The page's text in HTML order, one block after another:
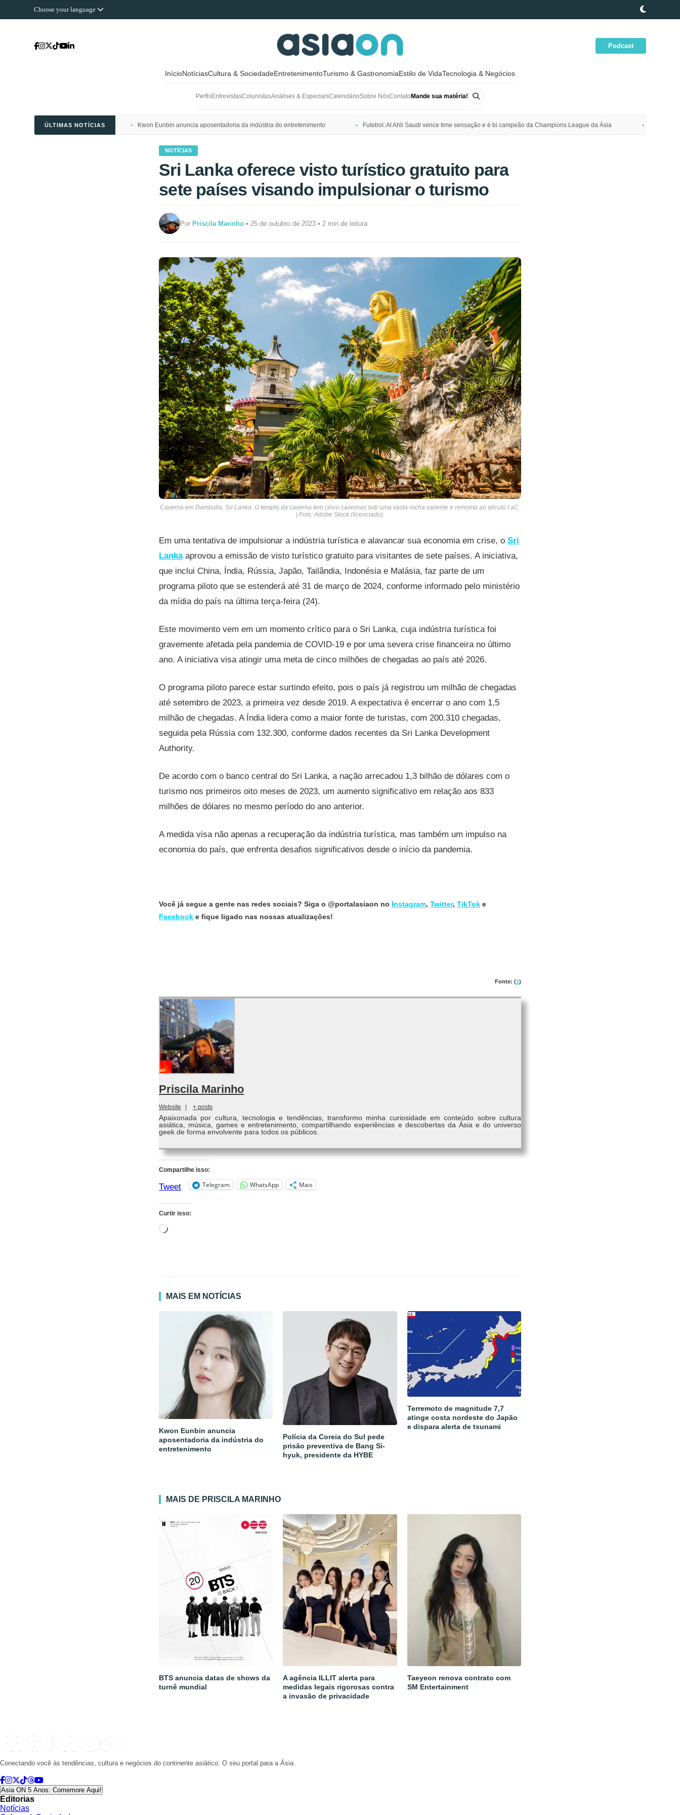
Choose your language
Podcast
InícioNotíciasCultura & SociedadeEntretenimentoTurismo & GastronomiaEstilo de VidaTecnologia & Negócios
PerfisEntrevistasColunistasAnálises & EspeciaisCalendárioSobre NósContato Mande sua matéria!
ÚLTIMAS NOTÍCIAS Kwon Eunbin anuncia aposentadoria da indústria do entretenimento Futebol: Al Ahli Saudi vence time sensação e é bi campeão da Champions League da Ásia
NOTÍCIAS
Sri Lanka oferece visto turístico gratuito para
sete países visando impulsionar o turismo
PorPriscila Marinho • 25 de outubro de 2023 • 2 min de leitura
Caverna em Dambulla, Sri Lanka. O templo da caverna tem cinco cavernas sob uma vasta rocha saliente e remonta ao século I aC.
| Foto: Adobe Stock (licenciado).
Em uma tentativa de impulsionar a indústria turística e alavancar sua economia em crise, oSri
Lankaaprovou a emissão de visto turístico gratuito para visitantes de sete países. A iniciativa,
que inclui China, Índia, Rússia, Japão, Tailândia, Indonésia e Malásia, faz parte de um
programa piloto que se estenderá até 31 de março de 2024, conforme informado pelo ministério
da mídia do país na última terça-feira (24).
Este movimento vem em um momento crítico para o Sri Lanka, cuja indústria turística foi
gravemente afetada pela pandemia de COVID-19 e por uma severa crise financeira no último
ano. A iniciativa visa atingir uma meta de cinco milhões de chegadas ao país até 2026.
O programa piloto parece estar surtindo efeito, pois o país já registrou um milhão de chegadas
até setembro de 2023, a primeira vez desde 2019. A expectativa é encerrar o ano com 1,5
milhão de chegadas. A Índia lidera como a maior fonte de turistas, com 200.310 chegadas,
seguida pela Rússia com 132.300, conforme dados recentes da Sri Lanka Development
Authority.
De acordo com o banco central do Sri Lanka, a nação arrecadou 1,3 bilhão de dólares com o
turismo nos primeiros oito meses de 2023, um aumento significativo em relação aos 833
milhões de dólares no mesmo período do ano anterior.
A medida visa não apenas a recuperação da indústria turística, mas também um impulso na
economia do país, que enfrenta desafios significativos desde o início da pandemia​.
Você já segue a gente nas redes sociais? Siga o @portalasiaon no Instagram,Twitter, TikTok e
Facebook e fique ligado nas nossas atualizações!
Fonte: (1)
Priscila Marinho
Website + posts
Apaixonada por cultura, tecnologia e tendências, transformo minha curiosidade em conteúdo sobre cultura
asiática, música, games e entretenimento, compartilhando experiências e descobertas da Ásia e do universo
geek de forma envolvente para todos os públicos.
Compartilhe isso:
Tweet Telegram WhatsApp Mais
Curtir isso:
Carregando...
MAIS EM NOTÍCIAS
Kwon Eunbin anuncia
aposentadoria da indústria do
entretenimento
Polícia da Coreia do Sul pede
prisão preventiva de Bang Si-
hyuk, presidente da HYBE
Terremoto de magnitude 7,7
atinge costa nordeste do Japão
e dispara alerta de tsunami
MAIS DE PRISCILA MARINHO
BTS anuncia datas de shows da
turnê mundial
A agência ILLIT alerta para
medidas legais rigorosas contra
a invasão de privacidade
Taeyeon renova contrato com
SM Entertainment
Conectando você às tendências, cultura e negócios do continente asiático. O seu portal para a Ásia.
Asia ON 5 Anos: Comemore Aqui!
Editorias
Notícias